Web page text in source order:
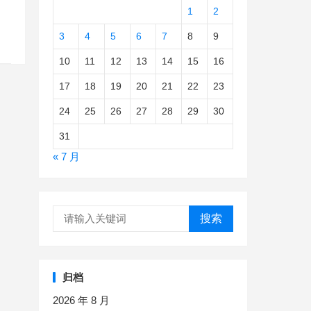
1 2
3 4 5 6 7 8 9
10 11 12 13 14 15 16
17 18 19 20 21 22 23
24 25 26 27 28 29 30
31
« 7 月
搜索
归档
2026 年 8 月